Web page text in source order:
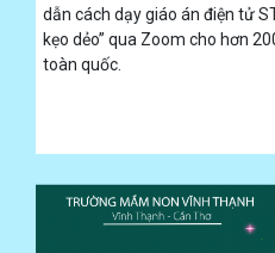
dẫn cách dạy giáo án điện tử
kẹo dẻo” qua Zoom cho hơn
toàn quốc.